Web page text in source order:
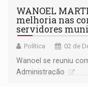
WANOEL
melhoria nas
servidores
Política 02 de
Wanoel se reuniu
Administração